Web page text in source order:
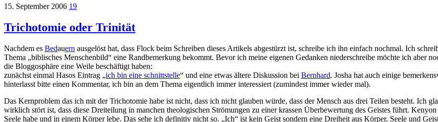
15. September 2006 19
Trichotomie oder Trinität
Nachdem es Bedauern ausgelöst hat, dass Flock beim Schreiben dieses Artikels abgestürzt ist, schreibe ich ihn einfach nochmal. Ich
Thema „biblisches Menschenbild“ eine Randbemerkung bekommt. Bevor ich meine eigenen Gedanken niederschreibe möchte ich aber
die Bloggosphäre eine Weile beschäftigt haben:
zunächst einmal Hasos Eintrag „ich bin eine schnittstelle“ und eine etwas ältere Diskussion bei Bernhard. Josha hat auch einige
hinterlasst bitte einen Kommentar, ich bin an dem Thema eigentlich immer interessiert (zumindest immer wieder mal).
Das Kernproblem das ich mit der Trichotomie habe ist nicht, dass ich nicht glauben würde, dass der Mensch aus drei Teilen besteht. Ich
wirklich stört ist, dass diese Dreiteilung in manchen theologischen Strömungen zu einer krassen Überbewertung des Geistes führt.
Seele habe und in einem Körper lebe. Das sehe ich definitiv nicht so. „Ich“ ist kein Geist sondern eine Dreiheit aus Körper, Seele und